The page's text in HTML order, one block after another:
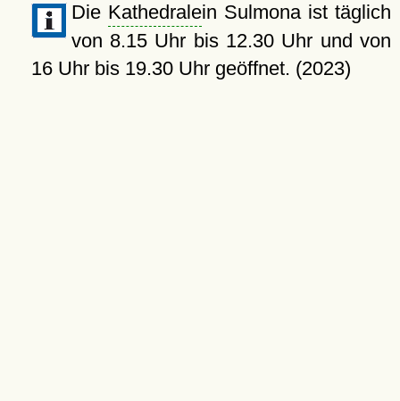
Die Kathedralein Sulmona ist täglich
von 8.15 Uhr bis 12.30 Uhr und von
16 Uhr bis 19.30 Uhr geöffnet. (2023)